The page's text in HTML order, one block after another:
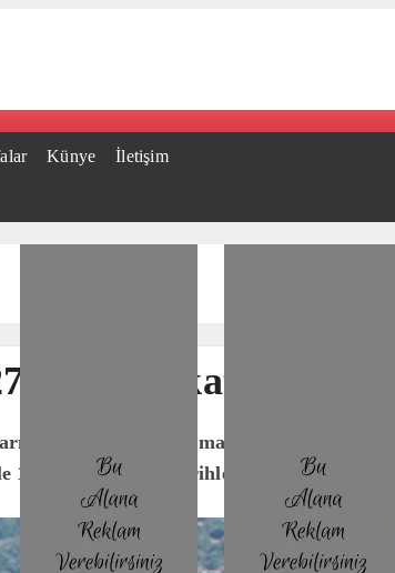
Künye İletişim
sporcu katılacak
için kayıtlar tamamlandı. Bodrum
Ocak 2026 tarihleri arasında..